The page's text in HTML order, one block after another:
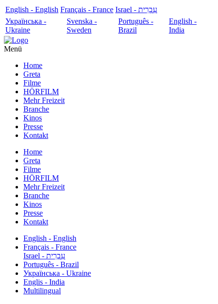
English - English Français - France
עִבְרִית - Israel
Українська -
Ukraine
Svenska -
Sweden
Português -
Brazil
English -
India
Menü
Home
Greta
Filme
HÖRFILM
Mehr Freizeit
Branche
Kinos
Presse
Kontakt
Home
Greta
Filme
HÖRFILM
Mehr Freizeit
Branche
Kinos
Presse
Kontakt
English - English
Français - France
עִבְרִית - Israel
Português - Brazil
Українська - Ukraine
Englis - India
Multilingual